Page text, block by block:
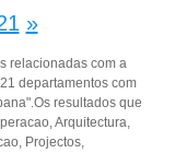
»
relacionadas com a
departamentos com
resultados que
Arquitectura,
Projectos,